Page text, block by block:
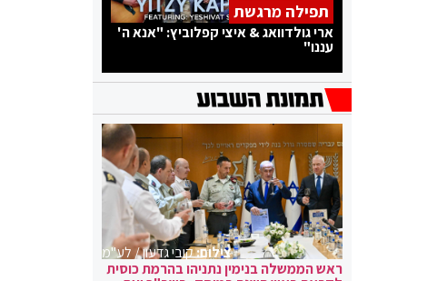
תפילה מרגשת
ארי גולדוואג & איצי קפלוביץ: "אנא ה'
עננו"
צילום:קובי גדעון / לע"מ
ראש הממשלה בנימין נתניהו בהרמת כוסית